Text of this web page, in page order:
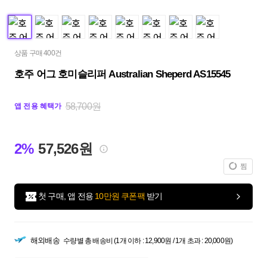
상품 구매 400건
호주 어그 호미슬리퍼 Australian Sheperd AS15545
앱 전용 혜택가 58,700원
2% 57,526원
찜
첫 구매, 앱 전용 10만원 쿠폰팩 받기
해외배송 수량별 총 배송비 (1개 이하 : 12,900원 / 1개 초과 : 20,000원)